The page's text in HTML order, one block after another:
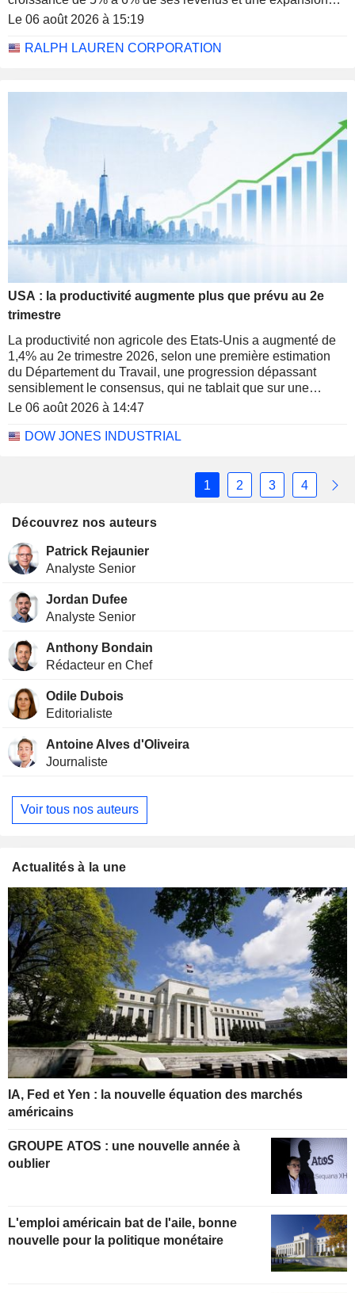
d'environ 60 à 80 points de base de sa marge
Le 06 août 2026 à 15:19
RALPH LAUREN CORPORATION
USA : la productivité augmente plus que prévu au 2e
trimestre
La productivité non agricole des Etats-Unis a augmenté de
1,4% au 2e trimestre 2026, selon une première estimation
du Département du Travail, une progression dépassant
sensiblement le consensus, qui ne tablait que sur une
hausse de 0,6%.
Le 06 août 2026 à 14:47
DOW JONES INDUSTRIAL
1 2 3 4
Découvrez nos auteurs
Patrick Rejaunier
Analyste Senior
Jordan Dufee
Analyste Senior
Anthony Bondain
Rédacteur en Chef
Odile Dubois
Editorialiste
Antoine Alves d'Oliveira
Journaliste
Voir tous nos auteurs
Actualités à la une
IA, Fed et Yen : la nouvelle équation des marchés
américains
GROUPE ATOS : une nouvelle année à
oublier
L'emploi américain bat de l'aile, bonne
nouvelle pour la politique monétaire